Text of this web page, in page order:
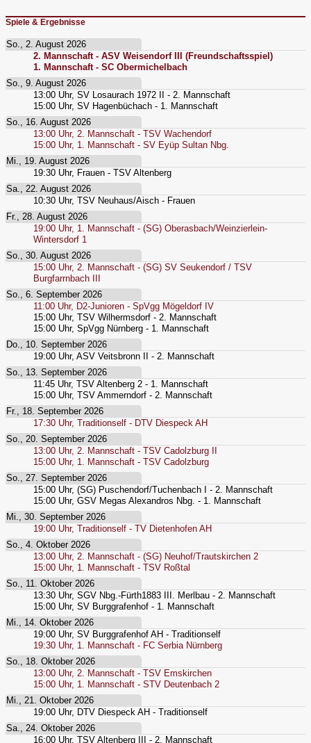
Spiele & Ergebnisse
So., 2. August 2026
2. Mannschaft - ASV Weisendorf III (Freundschaftsspiel)
1. Mannschaft - SC Obermichelbach
So., 9. August 2026
13:00 Uhr, SV Losaurach 1972 II - 2. Mannschaft
15:00 Uhr, SV Hagenbüchach - 1. Mannschaft
So., 16. August 2026
13:00 Uhr, 2. Mannschaft - TSV Wachendorf
15:00 Uhr, 1. Mannschaft - SV Eyüp Sultan Nbg.
Mi., 19. August 2026
19:30 Uhr, Frauen - TSV Altenberg
Sa., 22. August 2026
10:30 Uhr, TSV Neuhaus/Aisch - Frauen
Fr., 28. August 2026
19:00 Uhr, 1. Mannschaft - (SG) Oberasbach/Weinzierlein-
Wintersdorf 1
So., 30. August 2026
15:00 Uhr, 2. Mannschaft - (SG) SV Seukendorf / TSV
Burgfarrnbach III
So., 6. September 2026
11:00 Uhr, D2-Junioren - SpVgg Mögeldorf IV
15:00 Uhr, TSV Wilhermsdorf - 2. Mannschaft
15:00 Uhr, SpVgg Nürnberg - 1. Mannschaft
Do., 10. September 2026
19:00 Uhr, ASV Veitsbronn II - 2. Mannschaft
So., 13. September 2026
11:45 Uhr, TSV Altenberg 2 - 1. Mannschaft
15:00 Uhr, TSV Ammerndorf - 2. Mannschaft
Fr., 18. September 2026
17:30 Uhr, Traditionself - DTV Diespeck AH
So., 20. September 2026
13:00 Uhr, 2. Mannschaft - TSV Cadolzburg II
15:00 Uhr, 1. Mannschaft - TSV Cadolzburg
So., 27. September 2026
15:00 Uhr, (SG) Puschendorf/Tuchenbach I - 2. Mannschaft
15:00 Uhr, GSV Megas Alexandros Nbg. - 1. Mannschaft
Mi., 30. September 2026
19:00 Uhr, Traditionself - TV Dietenhofen AH
So., 4. Oktober 2026
13:00 Uhr, 2. Mannschaft - (SG) Neuhof/Trautskirchen 2
15:00 Uhr, 1. Mannschaft - TSV Roßtal
So., 11. Oktober 2026
13:30 Uhr, SGV Nbg.-Fürth1883 III. Merlbau - 2. Mannschaft
15:00 Uhr, SV Burggrafenhof - 1. Mannschaft
Mi., 14. Oktober 2026
19:00 Uhr, SV Burggrafenhof AH - Traditionself
19:30 Uhr, 1. Mannschaft - FC Serbia Nürnberg
So., 18. Oktober 2026
13:00 Uhr, 2. Mannschaft - TSV Emskirchen
15:00 Uhr, 1. Mannschaft - STV Deutenbach 2
Mi., 21. Oktober 2026
19:00 Uhr, DTV Diespeck AH - Traditionself
Sa., 24. Oktober 2026
16:00 Uhr, TSV Altenberg III - 2. Mannschaft